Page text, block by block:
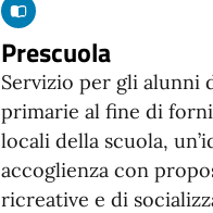
Prescuola
Servizio per gli alunni
primarie al fine di
locali della scuola,
accoglienza con
ricreative e di